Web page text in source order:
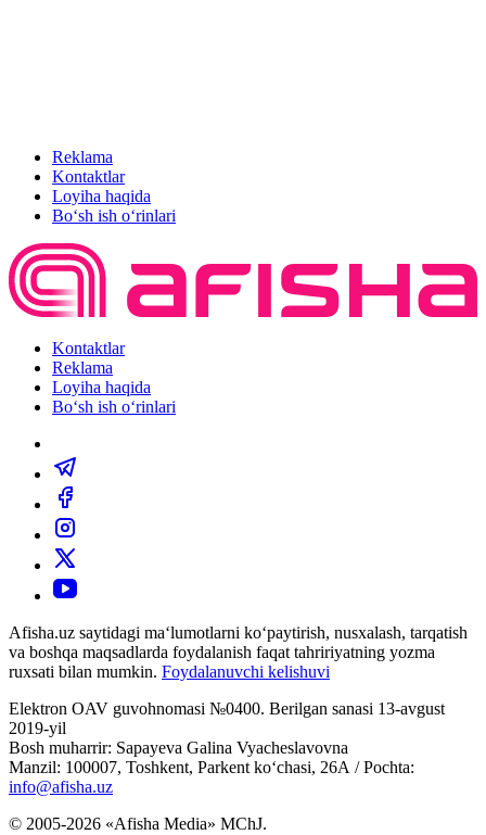
Reklama
Kontaktlar
Loyiha haqida
Bo‘sh ish o‘rinlari
Kontaktlar
Reklama
Loyiha haqida
Bo‘sh ish o‘rinlari
Afisha.uz saytidagi ma‘lumotlarni ko‘paytirish, nusxalash, tarqatish
va boshqa maqsadlarda foydalanish faqat tahririyatning yozma
ruxsati bilan mumkin. Foydalanuvchi kelishuvi
Elektron OAV guvohnomasi №0400. Berilgan sanasi 13-avgust
2019-yil
Bosh muharrir: Sapayeva Galina Vyacheslavovna
Manzil: 100007, Toshkent, Parkent ko‘chasi, 26А / Pochta:
info@afisha.uz
© 2005-2026 «Afisha Media» MChJ.